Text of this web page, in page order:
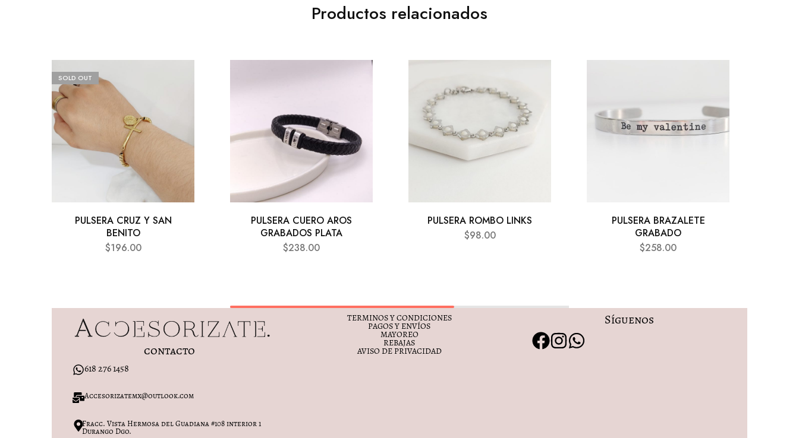
Productos relacionados
SOLD OUT
PULSERA CRUZ Y SAN
BENITO
$196.00
PULSERA CUERO AROS
GRABADOS PLATA
$238.00
PULSERA ROMBO LINKS
$98.00
PULSERA BRAZALETE
GRABADO
$258.00
contacto
618 276 1458
Accesorizatemx@outlook.com
Fracc. Vista Hermosa del Guadiana #108 interior 1
Durango Dgo.
TERMINOS Y CONDICIONES
PAGOS Y ENVÍOS
MAYOREO
REBAJAS
AVISO DE PRIVACIDAD
Síguenos